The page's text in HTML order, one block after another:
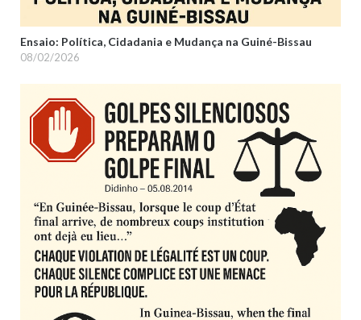
Ensaio: Política, Cidadania e Mudança na Guiné-Bissau
08/02/2026